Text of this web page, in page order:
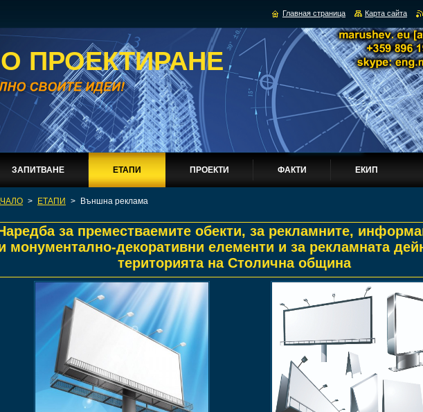
ПРОЕКТИРАНЕ
ЗАПИТВАНЕ ЕТАПИ ПРОЕКТИ ФАКТИ ЕКИП
> ЕТАПИ > Външна реклама
за преместваемите обекти, за рекламните,
монументално-декоративни елементи и за рекламната
територията на Столична община
Главная страница Карта сайта